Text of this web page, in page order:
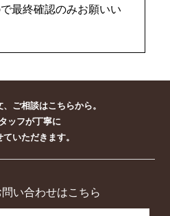
最終確認のみお願いい
ご相談はこちらから。
ッフが丁寧に
いただきます。
い合わせはこちら